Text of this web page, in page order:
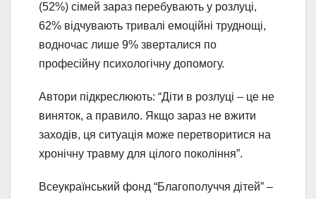
(52%) сімей зараз перебувають у розлуці,
62% відчувають тривалі емоційні труднощі,
водночас лише 9% зверталися по
професійну психологічну допомогу.
Автори підкреслюють: “Діти в розлуці – це не
виняток, а правило. Якщо зараз не вжити
заходів, ця ситуація може перетворитися на
хронічну травму для цілого покоління”.
Всеукраїнський фонд “Благополуччя дітей” –